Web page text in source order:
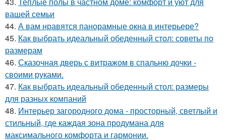
вашей семьи
44. А вам нравятся панорамные окна в интерьере?
45. Как выбрать идеальный обеденный стол: советы по
размерам
46. Сказочная дверь с витражом в спальню дочки -
своими руками.
47. Как выбрать идеальный обеденный стол: размеры
для разных компаний
48. Интерьер загородного дома - просторный, светлый и
стильный, где каждая зона продумана для
максимального комфорта и гармонии.